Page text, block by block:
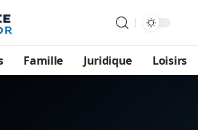
Famille Juridique Loisirs